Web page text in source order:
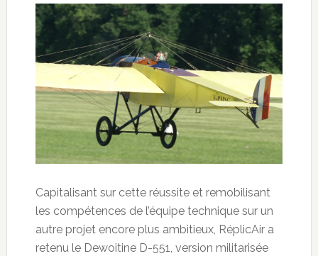
Capitalisant sur cette réussite et remobilisant
les compétences de l’équipe technique sur un
autre projet encore plus ambitieux, RéplicAir a
retenu le Dewoitine D-551, version militarisée